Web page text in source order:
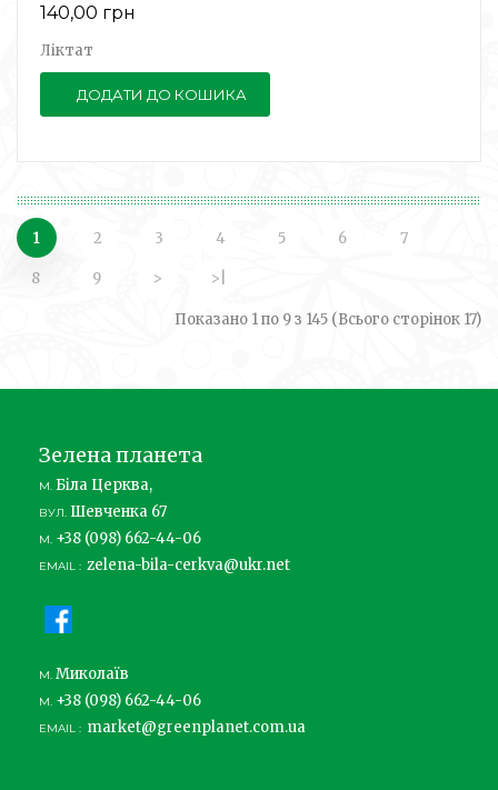
140,00 грн
Ліктат
ДОДАТИ ДО КОШИКА
1 2 3 4 5 6 7
8 9 > >|
Показано 1 по 9 з 145 (Всього сторінок 17)
Зелена планета
М. Біла Церква,
ВУЛ. Шевченка 67
М. +38 (098) 662-44-06
EMAIL : zelena-bila-cerkva@ukr.net
М. Миколаїв
М. +38 (098) 662-44-06
EMAIL : market@greenplanet.com.ua